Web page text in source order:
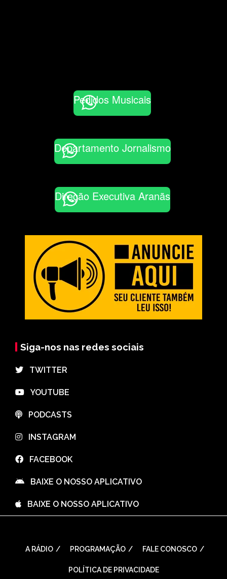
Pedidos Musicais
Departamento Jornalismo
Direção Executiva Aranãs
Siga-nos nas redes sociais
⠀TWITTER
⠀YOUTUBE
⠀PODCASTS
⠀INSTAGRAM
⠀FACEBOOK
⠀BAIXE O NOSSO APLICATIVO
⠀BAIXE O NOSSO APLICATIVO
A RÁDIO PROGRAMAÇÃO FALE CONOSCO
POLÍTICA DE PRIVACIDADE